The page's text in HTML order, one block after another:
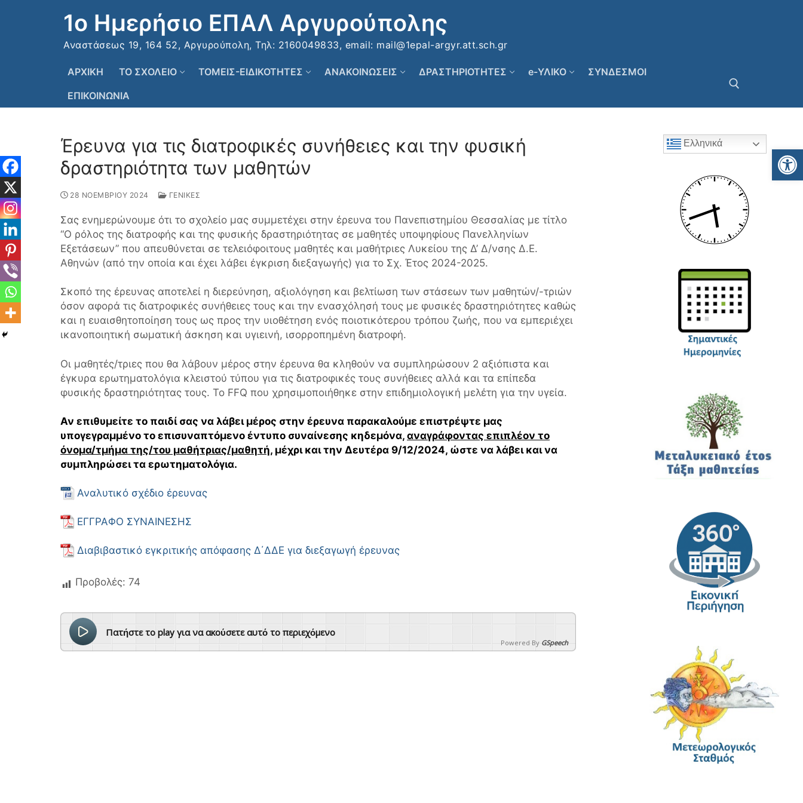
1ο Ημερήσιο ΕΠΑΛ Αργυρούπολης
Αναστάσεως 19, 164 52, Αργυρούπολη, Τηλ: 2160049833, email: mail@1epal-argyr.att.sch.gr
ΑΡΧΙΚΗ ΤΟ ΣΧΟΛΕΙΟ ΤΟΜΕΙΣ-ΕΙΔΙΚΟΤΗΤΕΣ ΑΝΑΚΟΙΝΩΣΕΙΣ ΔΡΑΣΤΗΡΙΟΤΗΤΕΣ e-ΥΛΙΚΟ
ΣΥΝΔΕΣΜΟΙ
ΕΠΙΚΟΙΝΩΝΙΑ
Έρευνα για τις διατροφικές συνήθειες και την φυσική
δραστηριότητα των μαθητών
28 ΝΟΕΜΒΡΙΟΥ 2024 ΓΕΝΙΚΕΣ
Σας ενημερώνουμε ότι το σχολείο μας συμμετέχει στην έρευνα του Πανεπιστημίου Θεσσαλίας με τίτλο
“Ο ρόλος της διατροφής και της φυσικής δραστηριότητας σε μαθητές υποψηφίους Πανελληνίων
Εξετάσεων” που απευθύνεται σε τελειόφοιτους μαθητές και μαθήτριες Λυκείου της Δ’ Δ/νσης Δ.Ε.
Αθηνών (από την οποία και έχει λάβει έγκριση διεξαγωγής) για το Σχ. Έτος 2024-2025.
Σκοπό της έρευνας αποτελεί η διερεύνηση, αξιολόγηση και βελτίωση των στάσεων των μαθητών/-τριών
όσον αφορά τις διατροφικές συνήθειες τους και την ενασχόλησή τους με φυσικές δραστηριότητες καθώς
και η ευαισθητοποίηση τους ως προς την υιοθέτηση ενός ποιοτικότερου τρόπου ζωής, που να εμπεριέχει
ικανοποιητική σωματική άσκηση και υγιεινή, ισορροπημένη διατροφή.
Oι μαθητές/τριες που θα λάβουν μέρος στην έρευνα θα κληθούν να συμπληρώσουν 2 αξιόπιστα και
έγκυρα ερωτηματολόγια κλειστού τύπου για τις διατροφικές τους συνήθειες αλλά και τα επίπεδα
φυσικής δραστηριότητας τους. Το FFQ που χρησιμοποιήθηκε στην επιδημιολογική μελέτη για την υγεία.
Αν επιθυμείτε το παιδί σας να λάβει μέρος στην έρευνα παρακαλούμε επιστρέψτε μας
υπογεγραμμένο το επισυναπτόμενο έντυπο συναίνεσης κηδεμόνα, αναγράφοντας επιπλέον το
όνομα/τμήμα της/του μαθήτριας/μαθητή, μέχρι και την Δευτέρα 9/12/2024, ώστε να λάβει και να
συμπληρώσει τα ερωτηματολόγια.
Αναλυτικό σχέδιο έρευνας
ΕΓΓΡΑΦΟ ΣΥΝΑΙΝΕΣΗΣ
Διαβιβαστικό εγκριτικής απόφασης Δ΄ΔΔΕ για διεξαγωγή έρευνας
Προβολές: 74
Πατήστε το play για να ακούσετε αυτό το περιεχόμενο
Powered By GSpeech
Ελληνικά